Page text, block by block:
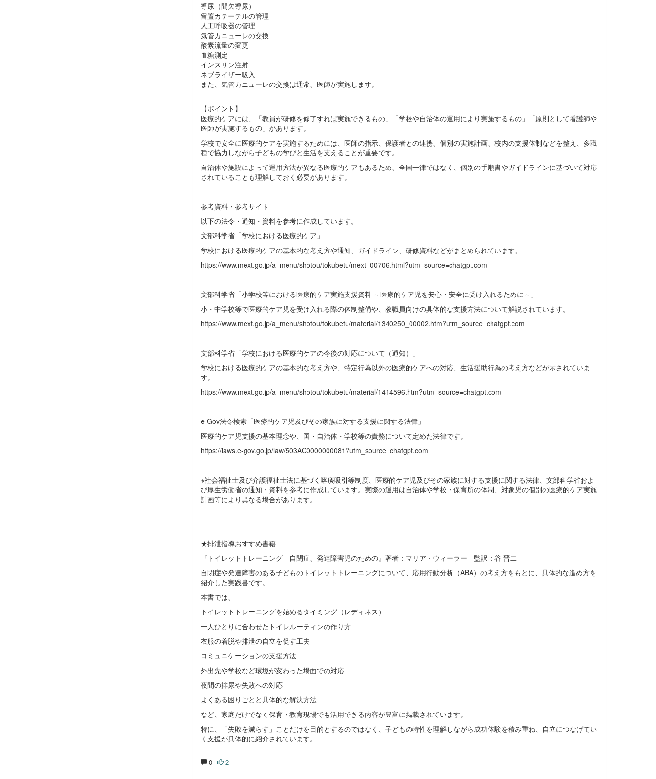
導尿（間欠導尿）
留置カテーテルの管理
人工呼吸器の管理
気管カニューレの交換
酸素流量の変更
血糖測定
インスリン注射
ネブライザー吸入
また、気管カニューレの交換は通常、医師が実施します。
【ポイント】
医療的ケアには、「教員が研修を修了すれば実施できるもの」「学校や自治体の運用により実施するもの」「原則として看護師や
医師が実施するもの」があります。
学校で安全に医療的ケアを実施するためには、医師の指示、保護者との連携、個別の実施計画、校内の支援体制などを整え、多職
種で協力しながら子どもの学びと生活を支えることが重要です。
自治体や施設によって運用方法が異なる医療的ケアもあるため、全国一律ではなく、個別の手順書やガイドラインに基づいて対応
されていることも理解しておく必要があります。
参考資料・参考サイト
以下の法令・通知・資料を参考に作成しています。
文部科学省「学校における医療的ケア」
学校における医療的ケアの基本的な考え方や通知、ガイドライン、研修資料などがまとめられています。
https://www.mext.go.jp/a_menu/shotou/tokubetu/mext_00706.html?utm_source=chatgpt.com
文部科学省「小学校等における医療的ケア実施支援資料 ～医療的ケア児を安心・安全に受け入れるために～」
小・中学校等で医療的ケア児を受け入れる際の体制整備や、教職員向けの具体的な支援方法について解説されています。
https://www.mext.go.jp/a_menu/shotou/tokubetu/material/1340250_00002.htm?utm_source=chatgpt.com
文部科学省「学校における医療的ケアの今後の対応について（通知）」
学校における医療的ケアの基本的な考え方や、特定行為以外の医療的ケアへの対応、生活援助行為の考え方などが示されていま
す。
https://www.mext.go.jp/a_menu/shotou/tokubetu/material/1414596.htm?utm_source=chatgpt.com
e-Gov法令検索「医療的ケア児及びその家族に対する支援に関する法律」
医療的ケア児支援の基本理念や、国・自治体・学校等の責務について定めた法律です。
https://laws.e-gov.go.jp/law/503AC0000000081?utm_source=chatgpt.com
※社会福祉士及び介護福祉士法に基づく喀痰吸引等制度、医療的ケア児及びその家族に対する支援に関する法律、文部科学省およ
び厚生労働省の通知・資料を参考に作成しています。実際の運用は自治体や学校・保育所の体制、対象児の個別の医療的ケア実施
計画等により異なる場合があります。
★排泄指導おすすめ書籍
『トイレットトレーニング―自閉症、発達障害児のための』著者：マリア・ウィーラー 監訳：谷 晋二
自閉症や発達障害のある子どものトイレットトレーニングについて、応用行動分析（ABA）の考え方をもとに、具体的な進め方を
紹介した実践書です。
本書では、
トイレットトレーニングを始めるタイミング（レディネス）
一人ひとりに合わせたトイレルーティンの作り方
衣服の着脱や排泄の自立を促す工夫
コミュニケーションの支援方法
外出先や学校など環境が変わった場面での対応
夜間の排尿や失敗への対応
よくある困りごとと具体的な解決方法
など、家庭だけでなく保育・教育現場でも活用できる内容が豊富に掲載されています。
特に、「失敗を減らす」ことだけを目的とするのではなく、子どもの特性を理解しながら成功体験を積み重ね、自立につなげてい
く支援が具体的に紹介されています。
0 2